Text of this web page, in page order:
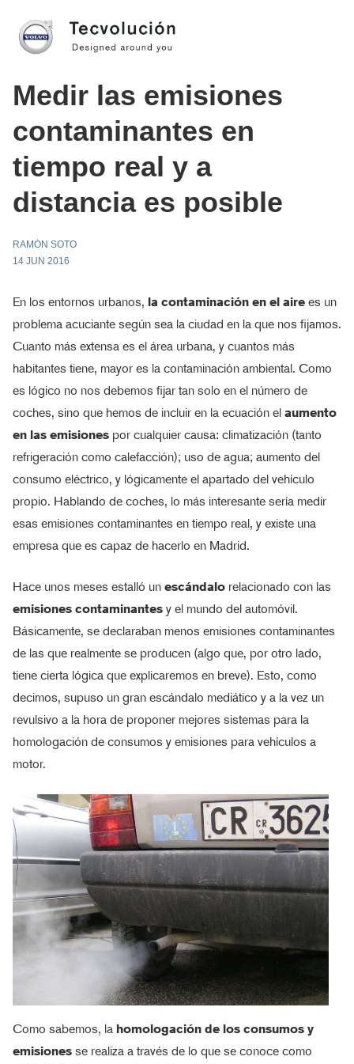
Medir las emisiones
contaminantes en
tiempo real y a
distancia es posible
RAMÓN SOTO
14 JUN 2016
En los entornos urbanos, la contaminación en el aire es un
problema acuciante según sea la ciudad en la que nos fijamos.
Cuanto más extensa es el área urbana, y cuantos más
habitantes tiene, mayor es la contaminación ambiental. Como
es lógico no nos debemos fijar tan solo en el número de
coches, sino que hemos de incluir en la ecuación el aumento
en las emisiones por cualquier causa: climatización (tanto
refrigeración como calefacción); uso de agua; aumento del
consumo eléctrico, y lógicamente el apartado del vehículo
propio. Hablando de coches, lo más interesante sería medir
esas emisiones contaminantes en tiempo real, y existe una
empresa que es capaz de hacerlo en Madrid.
Hace unos meses estalló un escándalo relacionado con las
emisiones contaminantes y el mundo del automóvil.
Básicamente, se declaraban menos emisiones contaminantes
de las que realmente se producen (algo que, por otro lado,
tiene cierta lógica que explicaremos en breve). Esto, como
decimos, supuso un gran escándalo mediático y a la vez un
revulsivo a la hora de proponer mejores sistemas para la
homologación de consumos y emisiones para vehículos a
motor.
Como sabemos, la homologación de los consumos y
emisiones se realiza a través de lo que se conoce como